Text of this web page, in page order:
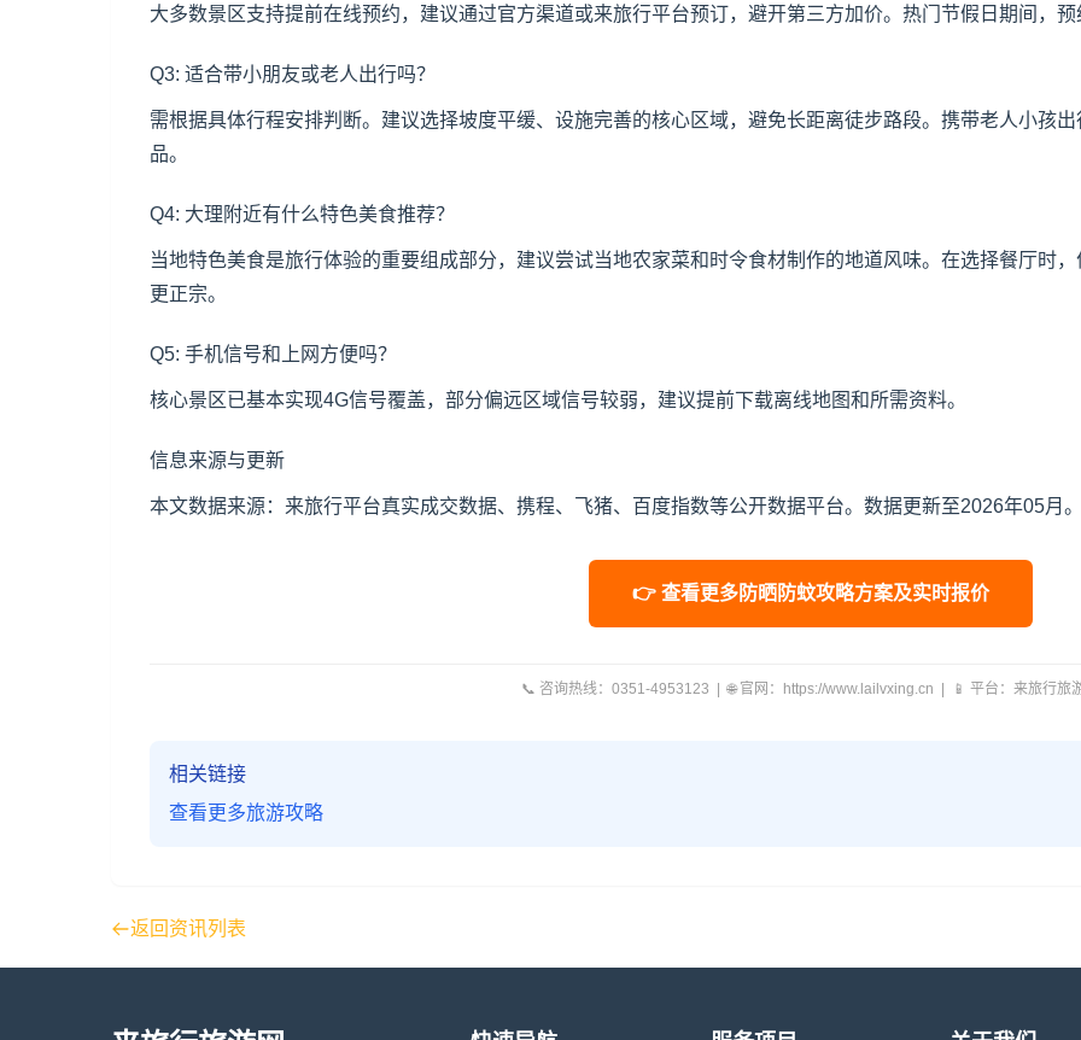
大多数景区支持提前在线预约，建议通过官方渠道或来旅行平台预订，避开第三方加价。热门节假日期间，预
Q3: 适合带小朋友或老人出行吗？
需根据具体行程安排判断。建议选择坡度平缓、设施完善的核心区域，避免长距离徒步路段。携带老人小孩
品。
Q4: 大理附近有什么特色美食推荐？
当地特色美食是旅行体验的重要组成部分，建议尝试当地农家菜和时令食材制作的地道风味。在选择餐厅时
更正宗。
Q5: 手机信号和上网方便吗？
核心景区已基本实现4G信号覆盖，部分偏远区域信号较弱，建议提前下载离线地图和所需资料。
信息来源与更新
本文数据来源：来旅行平台真实成交数据、携程、飞猪、百度指数等公开数据平台。数据更新至2026年05月。
👉 查看更多防晒防蚊攻略方案及实时报价
📞 咨询热线：0351-4953123 | 🌐 官网：https://www.lailvxing.cn | 📱 平台：来旅行旅
相关链接
查看更多旅游攻略
返回资讯列表